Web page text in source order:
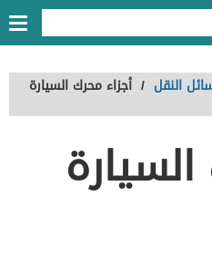
النقل / أجزاء محرك السيارة